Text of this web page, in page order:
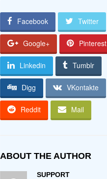
Facebook Twitter
Google+ Pinterest
Linkedin Tumblr
Digg VKontakte
Reddit Mail
ABOUT THE AUTHOR
SUPPORT